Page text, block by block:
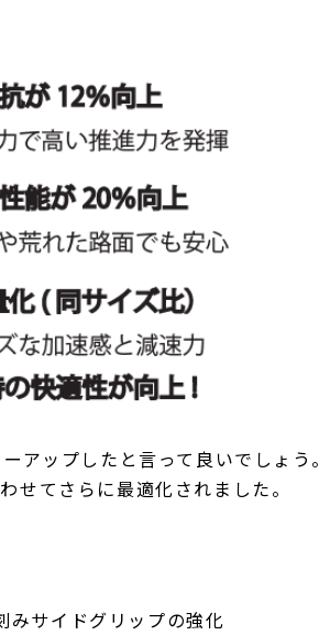
アップしたと言って良いでしょう。
せてさらに最適化されました。
みサイドグリップの強化